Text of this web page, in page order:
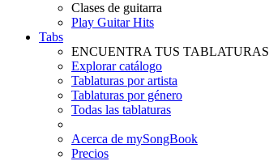
Clases de guitarra
Play Guitar Hits
Tabs
ENCUENTRA TUS TABLATURAS
Explorar catálogo
Tablaturas por artista
Tablaturas por género
Todas las tablaturas
Acerca de mySongBook
Precios